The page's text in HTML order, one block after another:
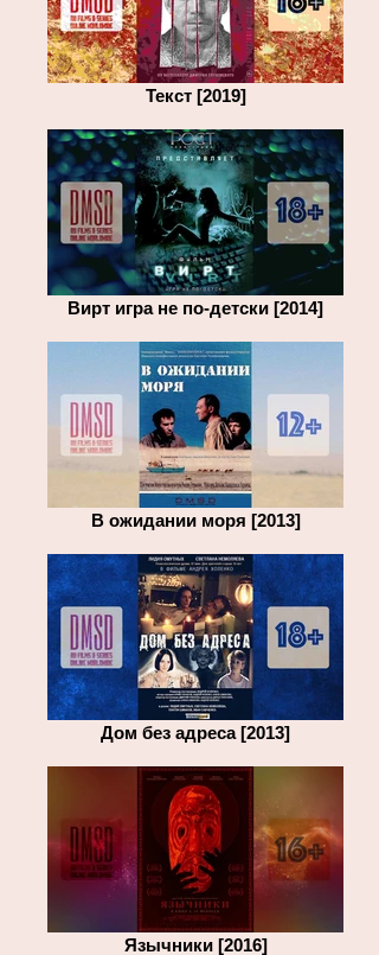
Текст [2019]
Вирт игра не по-детски [2014]
В ожидании моря [2013]
Дом без адреса [2013]
Язычники [2016]